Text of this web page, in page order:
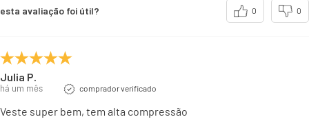
esta avaliação foi útil? 0 0
Julia P.
há um mês comprador verificado
Veste super bem, tem alta compressão